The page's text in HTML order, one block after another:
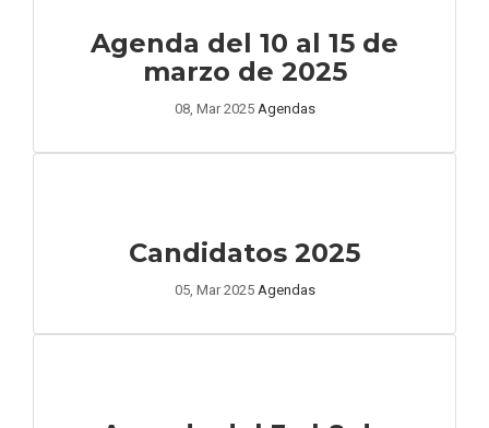
Agenda del 10 al 15 de
marzo de 2025
08, Mar 2025 Agendas
Candidatos 2025
05, Mar 2025 Agendas